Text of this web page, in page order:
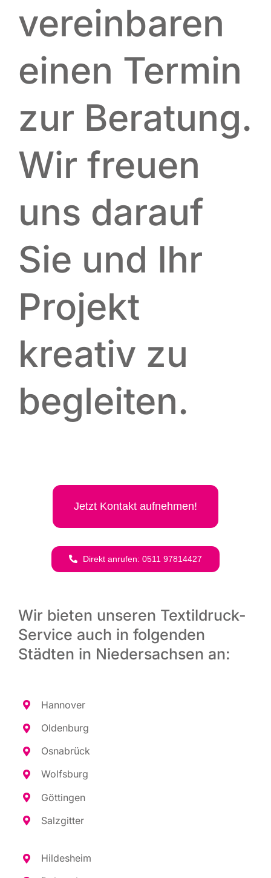
vereinbaren
einen Termin
zur Beratung.
Wir freuen
uns darauf
Sie und Ihr
Projekt
kreativ zu
begleiten.
Jetzt Kon­takt aufnehmen!
Direkt anru­fen: 0511 97814427
Wir bieten unseren Textildruck-
Service auch in folgenden
Städten in Niedersachsen an:
Han­no­ver
Olden­burg
Osna­brück
Wolfs­burg
Göt­tin­gen
Salz­git­ter
Hil­des­heim